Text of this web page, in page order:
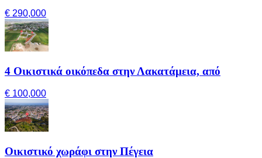
€ 290,000
4 Οικιστικά οικόπεδα στην Λακατάμεια, από
€ 100,000
Οικιστικό χωράφι στην Πέγεια